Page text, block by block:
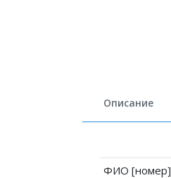
Описание
ФИО [номер]